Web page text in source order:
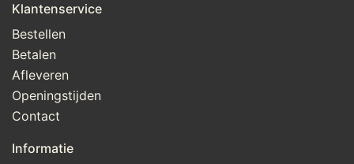
Klantenservice
Bestellen
Betalen
Afleveren
Openingstijden
Contact
Informatie